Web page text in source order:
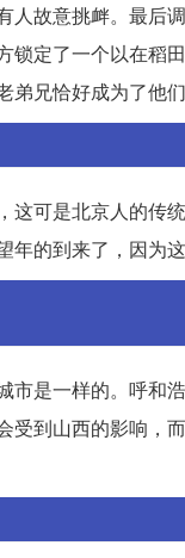
故意挑衅。最后
定了一个以在稻
兄恰好成为了他们
可是北京人的传
的到来了，因为
是一样的。呼和
到山西的影响，